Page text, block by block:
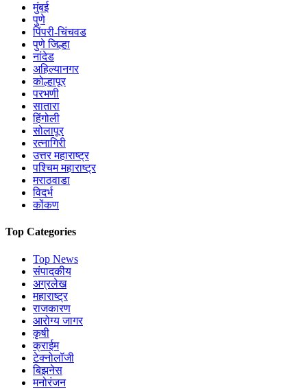
मुंबई
पुणे
पिंपरी-चिंचवड
पुणे जिल्हा
नांदेड
अहिल्यानगर
कोल्हापूर
परभणी
सातारा
हिंगोली
सोलापूर
रत्नागिरी
उत्तर महाराष्ट्र
पश्चिम महाराष्ट्र
मराठवाडा
विदर्भ
कोंकण
Top Categories
Top News
संपादकीय
अग्रलेख
महाराष्ट्र
राजकारण
आरोग्य जागर
कृषी
क्राईम
टेक्नोलॉजी
बिझनेस
मनोरंजन